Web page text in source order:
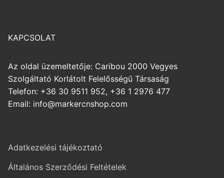
KAPCSOLAT
Az oldal üzemeltetője: Caribou 2000 Vegyes
Szolgáltató Korlátolt Felelősségű Társaság
Telefon: +36 30 9511 952, +36 1 2976 477
Email: info@markercnshop.com
Adatkezelési tájékoztató
Általános Szerződési Feltételek